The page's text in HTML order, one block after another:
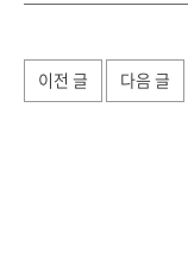
이전 글 다음 글